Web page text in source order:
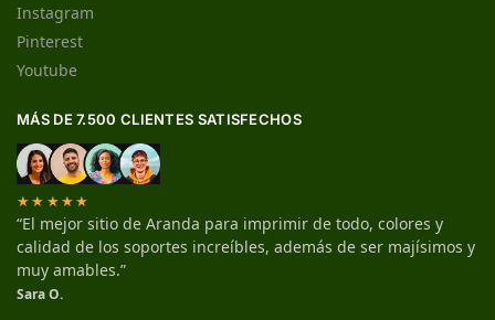
Instagram
Pinterest
Youtube
MÁS DE 7.500 CLIENTES SATISFECHOS
★★★★★
“El mejor sitio de Aranda para imprimir de todo, colores y
calidad de los soportes increíbles, además de ser majísimos y
muy amables.”
Sara O.